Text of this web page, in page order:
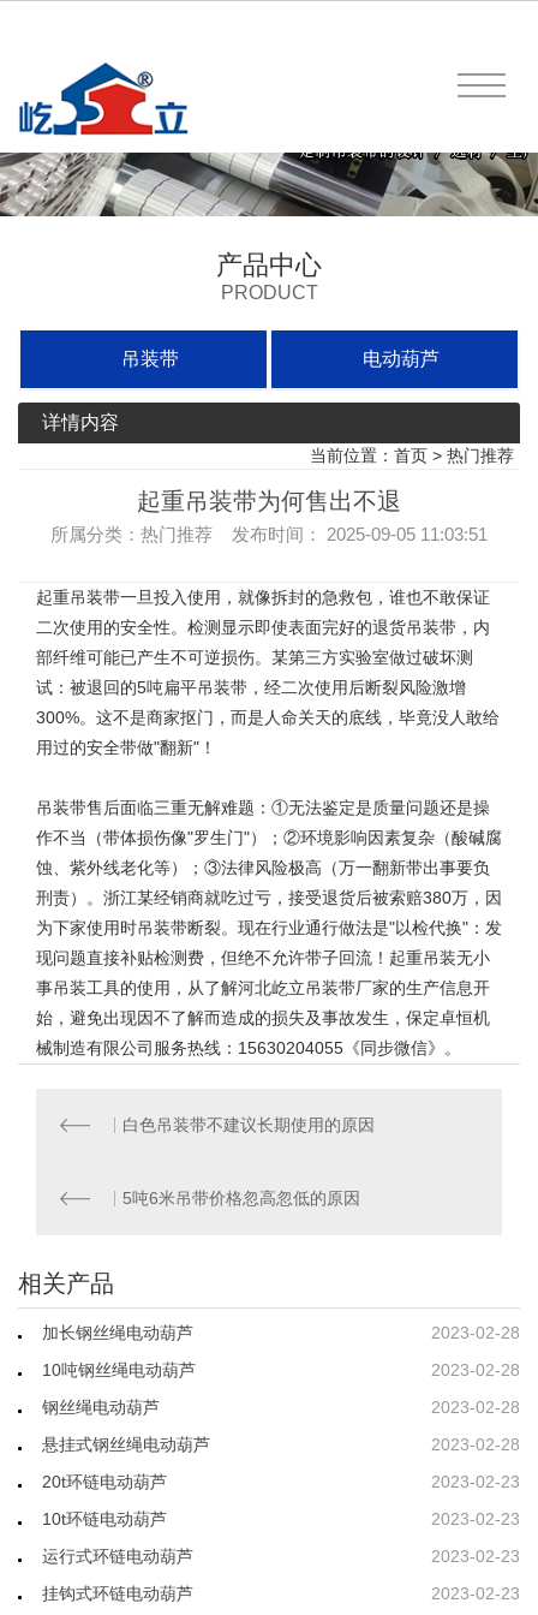
产品中心
PRODUCT
吊装带 电动葫芦
详情内容
当前位置： 首页 > 热门推荐
起重吊装带为何售出不退
所属分类：热门推荐 发布时间： 2025-09-05 11:03:51
起重吊装带一旦投入使用，就像拆封的急救包，谁也不敢保证
二次使用的安全性。检测显示即使表面完好的退货吊装带，内
部纤维可能已产生不可逆损伤。某第三方实验室做过破坏测
试：被退回的5吨扁平吊装带，经二次使用后断裂风险激增
300%。这不是商家抠门，而是人命关天的底线，毕竟没人敢给
用过的安全带做"翻新"！
吊装带售后面临三重无解难题：①无法鉴定是质量问题还是操
作不当（带体损伤像"罗生门"）；②环境影响因素复杂（酸碱腐
蚀、紫外线老化等）；③法律风险极高（万一翻新带出事要负
刑责）。浙江某经销商就吃过亏，接受退货后被索赔380万，因
为下家使用时吊装带断裂。现在行业通行做法是"以检代换"：发
现问题直接补贴检测费，但绝不允许带子回流！起重吊装无小
事吊装工具的使用，从了解河北屹立吊装带厂家的生产信息开
始，避免出现因不了解而造成的损失及事故发生，保定卓恒机
械制造有限公司服务热线：15630204055《同步微信》。
白色吊装带不建议长期使用的原因
5吨6米吊带价格忽高忽低的原因
相关产品
2023-02-28
加长钢丝绳电动葫芦
2023-02-28
10吨钢丝绳电动葫芦
2023-02-28
钢丝绳电动葫芦
2023-02-28
悬挂式钢丝绳电动葫芦
2023-02-23
20t环链电动葫芦
2023-02-23
10t环链电动葫芦
2023-02-23
运行式环链电动葫芦
2023-02-23
挂钩式环链电动葫芦